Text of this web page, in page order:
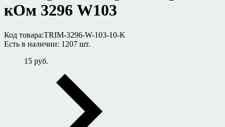
кОм 3296 W103
Код товара:TRIM-3296-W-103-10-K
Есть в наличии: 1207 шт.
15 руб.